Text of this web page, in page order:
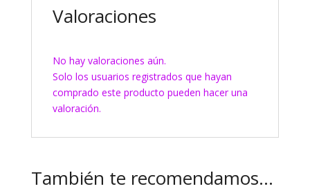
Valoraciones
No hay valoraciones aún.
Solo los usuarios registrados que hayan
comprado este producto pueden hacer una
valoración.
También te recomendamos…